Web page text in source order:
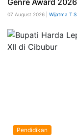
07 August 2026 | Wijatma T S
Pendidikan